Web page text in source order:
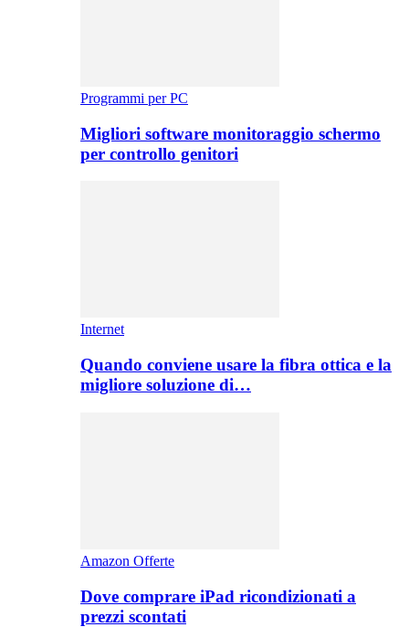
Programmi per PC
Migliori software monitoraggio schermo
per controllo genitori
Internet
Quando conviene usare la fibra ottica e la
migliore soluzione di…
Amazon Offerte
Dove comprare iPad ricondizionati a
prezzi scontati